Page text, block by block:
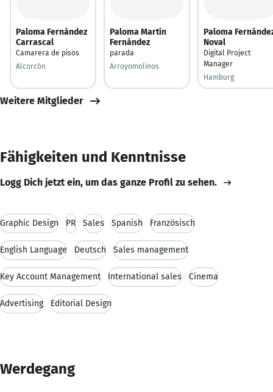
Paloma Fernández
Carrascal
Camarera de pisos
Alcorcón
Paloma Martín
Fernández
parada
Arroyomolinos
Paloma
Noval
Digital Project
Manager
Hamburg
Weitere Mitglieder
Fähigkeiten und Kenntnisse
Logg Dich jetzt ein, um das ganze Profil zu sehen.
Graphic Design PR Sales Spanish Französisch
English Language Deutsch Sales management
Key Account Management International sales Cinema
Advertising Editorial Design
Werdegang